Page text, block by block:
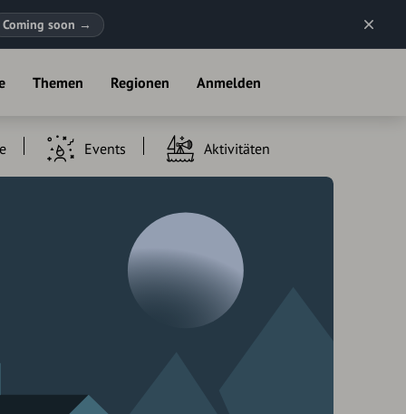
Coming soon →
Themen Regionen Anmelden
Events Aktivitäten